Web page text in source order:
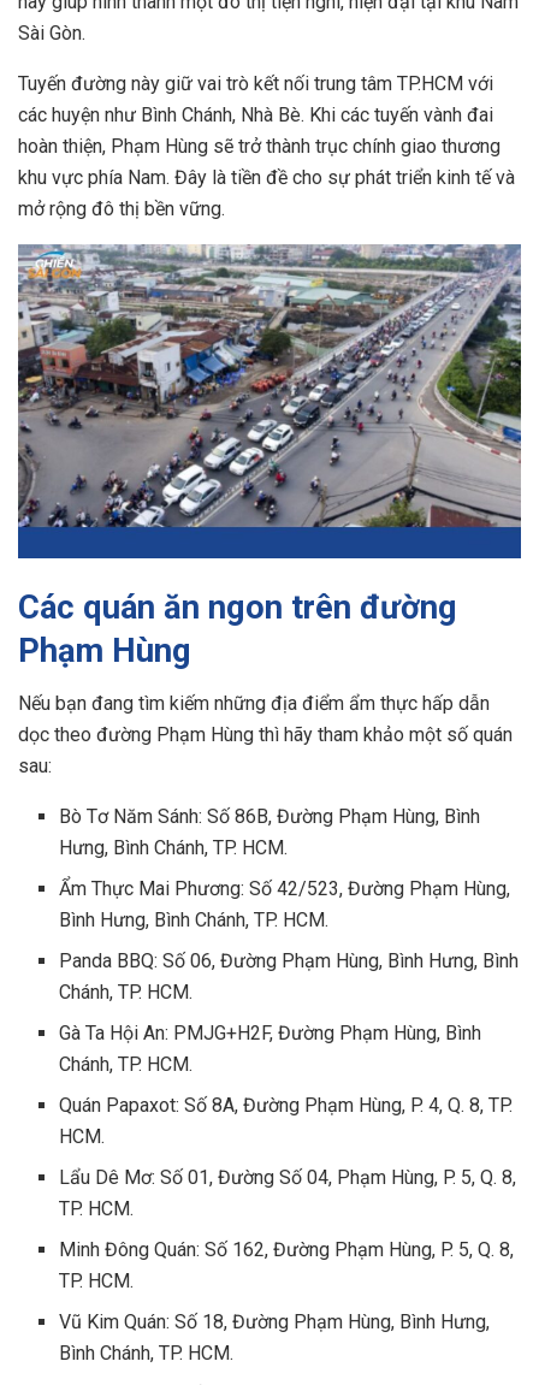
Sài Gòn.
Tuyến đường này giữ vai trò kết nối trung tâm TP.HCM với
các huyện như Bình Chánh, Nhà Bè. Khi các tuyến vành đai
hoàn thiện, Phạm Hùng sẽ trở thành trục chính giao thương
khu vực phía Nam. Đây là tiền đề cho sự phát triển kinh tế và
mở rộng đô thị bền vững.
Các quán ăn ngon trên đường
Phạm Hùng
Nếu bạn đang tìm kiếm những địa điểm ẩm thực hấp dẫn
dọc theo đường Phạm Hùng thì hãy tham khảo một số quán
sau:
Bò Tơ Năm Sánh: Số 86B, Đường Phạm Hùng, Bình
Hưng, Bình Chánh, TP. HCM.
Ẩm Thực Mai Phương: Số 42/523, Đường Phạm Hùng,
Bình Hưng, Bình Chánh, TP. HCM.
Panda BBQ: Số 06, Đường Phạm Hùng, Bình Hưng, Bình
Chánh, TP. HCM.
Gà Ta Hội An: PMJG+H2F, Đường Phạm Hùng, Bình
Chánh, TP. HCM.
Quán Papaxot: Số 8A, Đường Phạm Hùng, P. 4, Q. 8, TP.
HCM.
Lẩu Dê Mơ: Số 01, Đường Số 04, Phạm Hùng, P. 5, Q. 8,
TP. HCM.
Minh Đông Quán: Số 162, Đường Phạm Hùng, P. 5, Q. 8,
TP. HCM.
Vũ Kim Quán: Số 18, Đường Phạm Hùng, Bình Hưng,
Bình Chánh, TP. HCM.